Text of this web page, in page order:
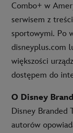
Combo+ w
serwisem z
sportowymi. Po
disneyplus.com
większości
dostępem do
O Disney
Disney Branded
autorów